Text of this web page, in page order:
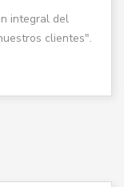
integral del
clientes".